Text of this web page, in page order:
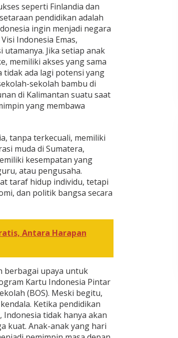
seperti Finlandia dan
pendidikan adalah
ingin menjadi negara
Indonesia Emas,
Jika setiap anak
memiliki akses yang sama
ada lagi potensi yang
sekolah bambu di
di Kalimantan suatu saat
yang membawa
tanpa terkecuali, memiliki
muda di Sumatera,
kesempatan yang
atau pengusaha.
taraf hidup individu, tetapi
dan politik bangsa secara
Antara Harapan
berbagai upaya untuk
Kartu Indonesia Pintar
(BOS). Meski begitu,
Ketika pendidikan
tidak hanya akan
kuat. Anak-anak yang hari
[FOTO] Anies Baswedan Tinjau
Program Turun Tangan Air Bersih
di Bandar Pusaka